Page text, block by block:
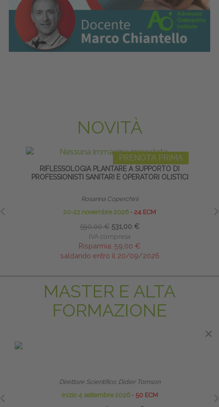
NOVITÀ
PRENOTA PRIMA
RIFLESSOLOGIA PLANTARE A SUPPORTO DI
PROFESSIONISTI SANITARI E OPERATORI OLISTICI
Rosanna Coperchini
20-22 novembre 2026 ∙ 24 ECM
590,00 € 531,00 €
IVA compresa
Risparmia: 59,00 €
saldando entro il 20/09/2026
MASTER E ALTA
FORMAZIONE
Direttore Scientifico: Didier Tomson
inizio 4 settembre 2026 ∙ 50 ECM
×
×